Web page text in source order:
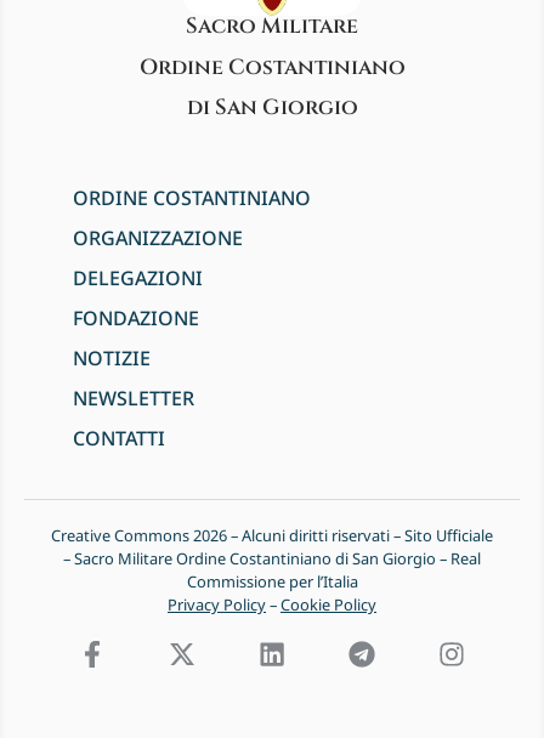
Sacro Militare
Ordine Costantiniano
di San Giorgio
ORDINE COSTANTINIANO
ORGANIZZAZIONE
DELEGAZIONI
FONDAZIONE
NOTIZIE
NEWSLETTER
CONTATTI
Creative Commons 2026 – Alcuni diritti riservati – Sito Ufficiale
– Sacro Militare Ordine Costantiniano di San Giorgio – Real
Commissione per l’Italia
Privacy Policy–Cookie Policy